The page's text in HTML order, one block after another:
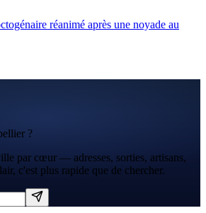
réanimé après une noyade au
?
par cœur — adresses, sorties, artisans,
c'est plus rapide que de chercher.